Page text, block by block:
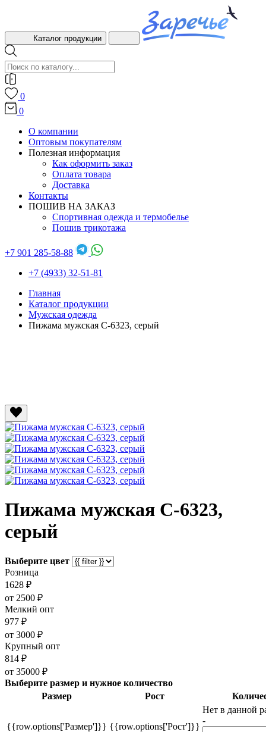
Каталог продукции
0
0
О компании
Оптовым покупателям
Полезная информация
Как оформить заказ
Оплата товара
Доставка
Контакты
ПОШИВ НА ЗАКАЗ
Спортивная одежда и термобелье
Пошив трикотажа
+7 901 285-58-88
+7 (4933) 32-51-81
Главная
Каталог продукции
Мужская одежда
Пижама мужская C-6323, серый
Пижама мужская C-6323,
серый
Выберите цвет
Розница
1628 ₽
от 2500 ₽
Мелкий опт
977 ₽
от 3000 ₽
Крупный опт
814 ₽
от 35000 ₽
Выберите размер и нужное количество
Размер
Рост
{{row.options['Размер']}} {{row.options['Рост']}}
Нет в данной
-